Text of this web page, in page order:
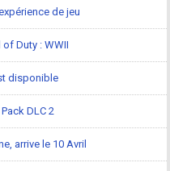
de jeu
Duty : WWII
disponible
DLC 2
arrive le 10 Avril